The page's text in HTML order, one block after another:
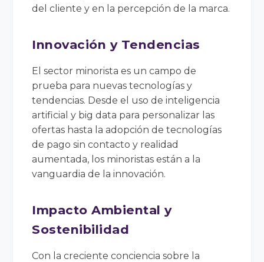
del cliente y en la percepción de la marca.
Innovación y Tendencias
El sector minorista es un campo de
prueba para nuevas tecnologías y
tendencias. Desde el uso de inteligencia
artificial y big data para personalizar las
ofertas hasta la adopción de tecnologías
de pago sin contacto y realidad
aumentada, los minoristas están a la
vanguardia de la innovación.
Impacto Ambiental y
Sostenibilidad
Con la creciente conciencia sobre la